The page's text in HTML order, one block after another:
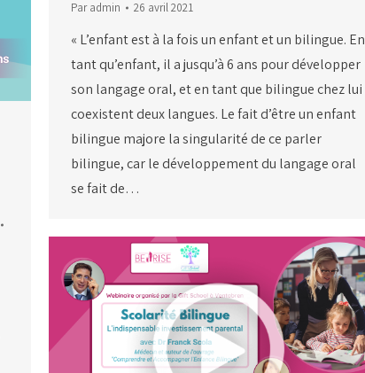
Paradmin 26 avril 2021
« L’enfant est à la fois un enfant et un bilingue. En
tant qu’enfant, il a jusqu’à 6 ans pour développer
son langage oral, et en tant que bilingue chez lui
coexistent deux langues. Le fait d’être un enfant
bilingue majore la singularité de ce parler
bilingue, car le développement du langage oral
se fait de…